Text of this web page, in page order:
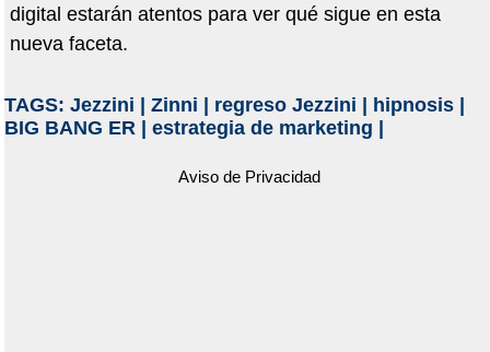
digital estarán atentos para ver qué sigue en esta
nueva faceta.
TAGS: Jezzini Zinni regreso Jezzini hipnosis|
BIG BANG ER| estrategia de marketing
Aviso de Privacidad